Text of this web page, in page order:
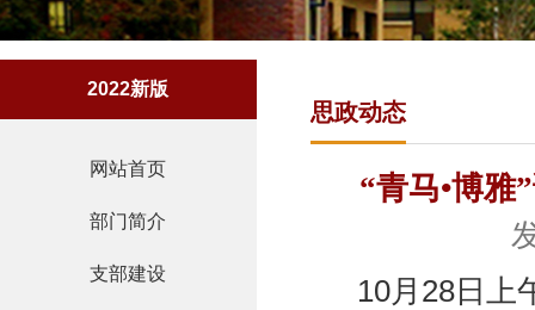
2022新版
网站首页
部门简介
支部建设
思政动态
“青马•博雅
10月28日上